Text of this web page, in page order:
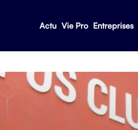
Actu Vie Pro Entreprises